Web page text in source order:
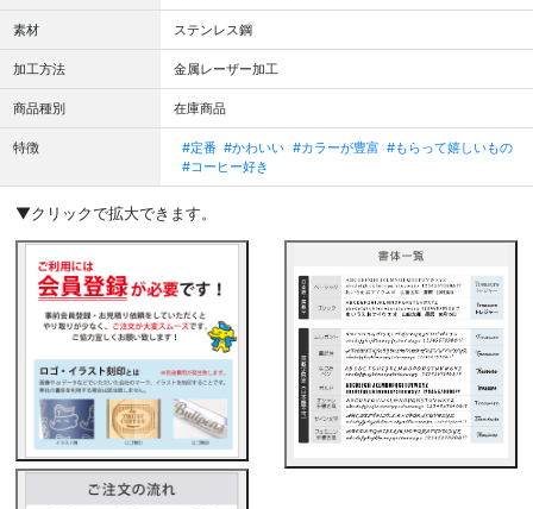
素材 ステンレス鋼
加工方法 金属レーザー加工
商品種別 在庫商品
特徴 #定番 #かわいい #カラーが豊富 #もらって嬉しいもの
#コーヒー好き
▼クリックで拡大できます。